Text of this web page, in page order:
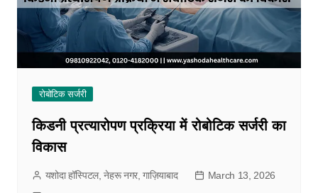
रोबोटिक सर्जरी
किडनी प्रत्यारोपण प्रक्रिया में रोबोटिक सर्जरी का
विकास
यशोदा हॉस्पिटल, नेहरू नगर, गाज़ियाबाद
March 13, 2026